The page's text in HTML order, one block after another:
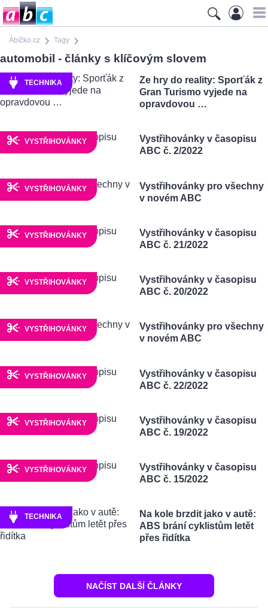
Ábíčko.cz Tagy
automobil - články s klíčovým slovem
TECHNIKA
Ze hry do reality: Sporťák z
Gran Turismo vyjede na
opravdovou …
VYSTŘIHOVÁNKY
Vystřihovánky v časopisu
ABC č. 2/2022
VYSTŘIHOVÁNKY
Vystřihovánky pro všechny
v novém ABC
VYSTŘIHOVÁNKY
Vystřihovánky v časopisu
ABC č. 21/2022
VYSTŘIHOVÁNKY
Vystřihovánky v časopisu
ABC č. 20/2022
VYSTŘIHOVÁNKY
Vystřihovánky pro všechny
v novém ABC
VYSTŘIHOVÁNKY
Vystřihovánky v časopisu
ABC č. 22/2022
VYSTŘIHOVÁNKY
Vystřihovánky v časopisu
ABC č. 19/2022
VYSTŘIHOVÁNKY
Vystřihovánky v časopisu
ABC č. 15/2022
TECHNIKA
Na kole brzdit jako v autě:
ABS brání cyklistům letět
přes řidítka
NAČÍST DALŠÍ ČLÁNKY